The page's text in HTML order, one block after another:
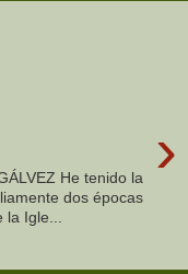
›
He tenido la
dos épocas
la Igle...